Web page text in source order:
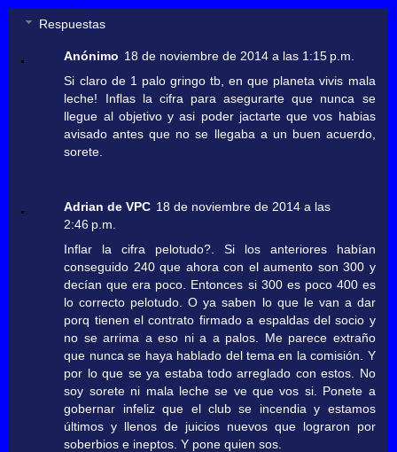
Respuestas
Anónimo 18 de noviembre de 2014 a las 1:15 p.m.
Si claro de 1 palo gringo tb, en que planeta vivis mala
leche! Inflas la cifra para asegurarte que nunca se
llegue al objetivo y asi poder jactarte que vos habias
avisado antes que no se llegaba a un buen acuerdo,
sorete.
Adrian de VPC 18 de noviembre de 2014 a las
2:46 p.m.
Inflar la cifra pelotudo?. Si los anteriores habían
conseguido 240 que ahora con el aumento son 300 y
decían que era poco. Entonces si 300 es poco 400 es
lo correcto pelotudo. O ya saben lo que le van a dar
porq tienen el contrato firmado a espaldas del socio y
no se arrima a eso ni a a palos. Me parece extraño
que nunca se haya hablado del tema en la comisión. Y
por lo que se ya estaba todo arreglado con estos. No
soy sorete ni mala leche se ve que vos si. Ponete a
gobernar infeliz que el club se incendia y estamos
últimos y llenos de juicios nuevos que lograron por
soberbios e ineptos. Y pone quien sos.